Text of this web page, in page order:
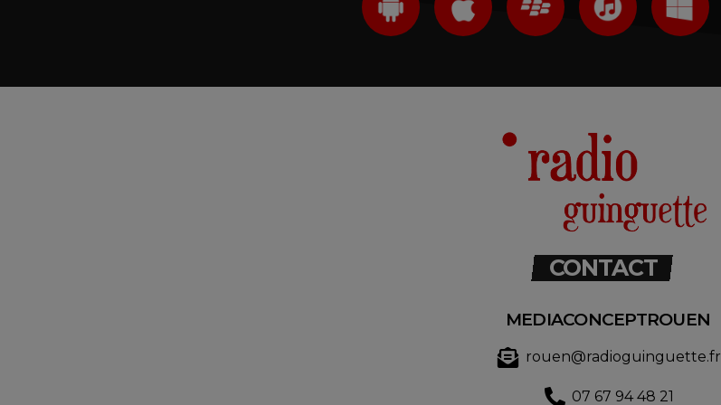
CONTACT
MEDIACONCEPTROUEN
rouen@radioguinguette.fr
07 67 94 48 21